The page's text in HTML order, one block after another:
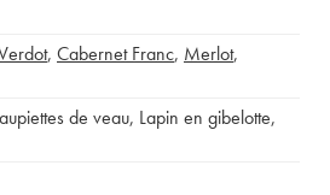
, Cabernet Franc, Merlot,
de veau, Lapin en gibelotte,